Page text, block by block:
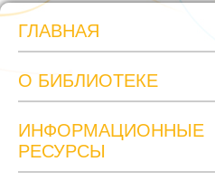
ГЛАВНАЯ
О БИБЛИОТЕКЕ
ИНФОРМАЦИОННЫЕ
РЕСУРСЫ